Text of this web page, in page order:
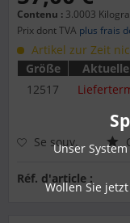
Contenu : 3.0003
Prix dont TVA plus frais
Artikel zur Zeit
Größe
12517
Se souv.
Réf. d'article :
Unser
Wollen Sie